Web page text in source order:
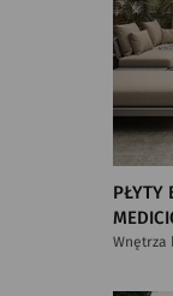
PŁYTY
Wnętrza